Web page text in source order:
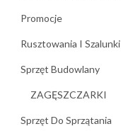
Promocje
Rusztowania I Szalunki
Sprzęt Budowlany
ZAGĘSZCZARKI
Sprzęt Do Sprzątania